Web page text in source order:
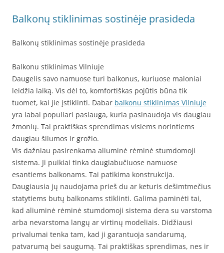
Balkonų stiklinimas sostinėje prasideda
Balkonų stiklinimas sostinėje prasideda
Balkonu stiklinimas Vilniuje
Daugelis savo namuose turi balkonus, kuriuose maloniai
leidžia laiką. Vis dėl to, komfortiškas pojūtis būna tik
tuomet, kai jie įstiklinti. Dabar balkonu stiklinimas Vilniuje
yra labai populiari paslauga, kuria pasinaudoja vis daugiau
žmonių. Tai praktiškas sprendimas visiems norintiems
daugiau šilumos ir grožio.
Vis dažniau pasirenkama aliuminė rėminė stumdomoji
sistema. Ji puikiai tinka daugiabučiuose namuose
esantiems balkonams. Tai patikima konstrukcija.
Daugiausia jų naudojama prieš du ar keturis dešimtmečius
statytiems butų balkonams stiklinti. Galima paminėti tai,
kad aliuminė rėminė stumdomoji sistema dera su varstoma
arba nevarstoma langų ar virtinų modeliais. Didžiausi
privalumai tenka tam, kad ji garantuoja sandarumą,
patvarumą bei saugumą. Tai praktiškas sprendimas, nes ir